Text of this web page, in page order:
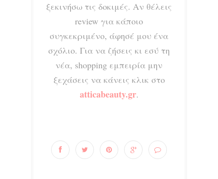
ξεκινήσω τις δοκιμές. Αν θέλεις
review για κάποιο
συγκεκριμένο, άφησέ μου ένα
σχόλιο. Για να ζήσεις κι εσύ τη
νέα, shopping εμπειρία μην
ξεχάσεις να κάνεις κλικ στο
atticabeauty.gr.